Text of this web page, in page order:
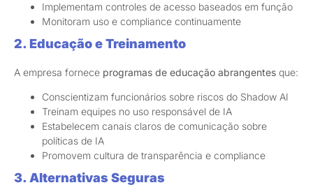
Implementam controles de acesso baseados em função
Monitoram uso e compliance continuamente
2. Educação e Treinamento
A empresa fornece programas de educação abrangentes que:
Conscientizam funcionários sobre riscos do Shadow AI
Treinam equipes no uso responsável de IA
Estabelecem canais claros de comunicação sobre
políticas de IA
Promovem cultura de transparência e compliance
3. Alternativas Seguras